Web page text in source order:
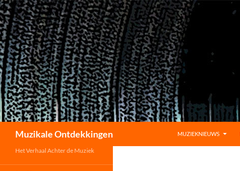
Muzikale Ontdekkingen
MUZIEKNIEUWS
Het Verhaal Achter de Muziek